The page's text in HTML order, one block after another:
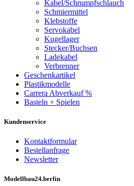
Kabel/Schrumpfschlauch
Schmiermittel
Klebstoffe
Servokabel
Kugellager
Stecker/Buchsen
Ladekabel
Verbrenner
Geschenkartikel
Plastikmodelle
Carrera Abverkauf %
Basteln + Spielen
Kundenservice
Kontaktformular
Bestellanfrage
Newsletter
Modellbau24.berlin